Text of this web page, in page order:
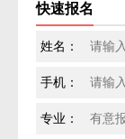
快速报名
姓名：
手机：
专业：